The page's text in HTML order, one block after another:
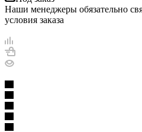
Наши менеджеры обязательно
условия заказа